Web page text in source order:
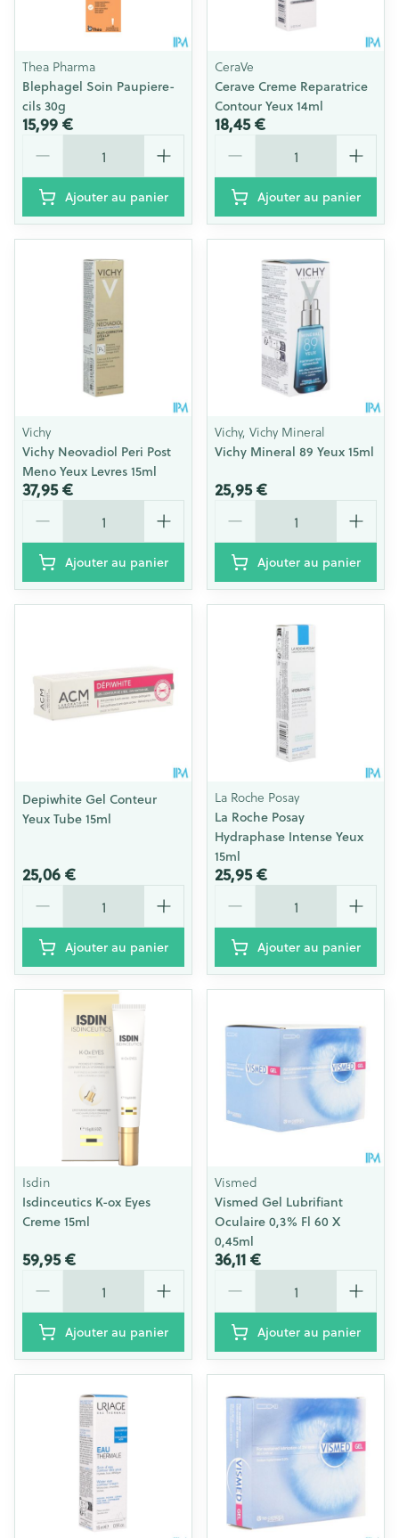
Thea Pharma
Blephagel Soin Paupiere-
cils 30g
15,99 €
Ajouter au panier
CeraVe
Cerave Creme Reparatrice
Contour Yeux 14ml
18,45 €
Ajouter au panier
Vichy
Vichy Neovadiol Peri Post
Meno Yeux Levres 15ml
37,95 €
Ajouter au panier
Vichy, Vichy Mineral
Vichy Mineral 89 Yeux 15ml
25,95 €
Ajouter au panier
Depiwhite Gel Conteur
Yeux Tube 15ml
25,06 €
Ajouter au panier
La Roche Posay
La Roche Posay
Hydraphase Intense Yeux
15ml
25,95 €
Ajouter au panier
Isdin
Isdinceutics K-ox Eyes
Creme 15ml
59,95 €
Ajouter au panier
Vismed
Vismed Gel Lubrifiant
Oculaire 0,3% Fl 60 X
0,45ml
36,11 €
Ajouter au panier